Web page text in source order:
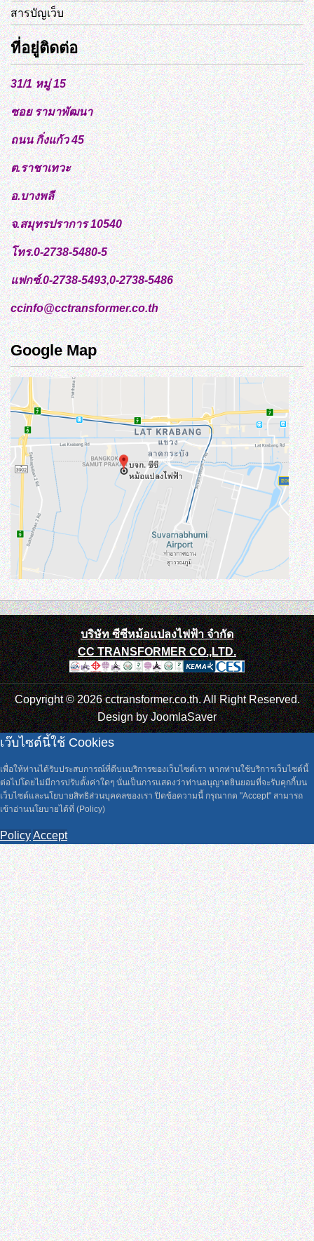
สารบัญเว็บ
ที่อยู่ติดต่อ
31/1 หมู่ 15
ซอย รามาพัฒนา
ถนน กิ่งแก้ว 45
ต.ราชาเทวะ
อ.บางพลี
จ.สมุทรปราการ 10540
โทร.0-2738-5480-5
แฟกซ์.0-2738-5493,0-2738-5486
ccinfo@cctransformer.co.th
Google Map
บริษัท ซีซีหม้อแปลงไฟฟ้า จำกัด
CC TRANSFORMER CO.,LTD.
Copyright © 2026 cctransformer.co.th. All Right Reserved.
Design byJoomlaSaver
เว๊บไซต์นี้ใช้ Cookies
เพื่อให้ท่านได้รับประสบการณ์ที่ดีบนบริการของเว็บไซต์เรา หากท่านใช้บริการเว็บไซต์นี้
ต่อไปโดยไม่มีการปรับตั้งค่าใดๆ นั่นเป็นการแสดงว่าท่านอนุญาตยินยอมที่จะรับคุกกี้บน
เว็บไซต์และนโยบายสิทธิส่วนบุคคลของเรา ปิดข้อความนี้ กรุณากด "Accept" สามารถ
เข้าอ่านนโยบายได้ที่ (Policy)
PolicyAccept